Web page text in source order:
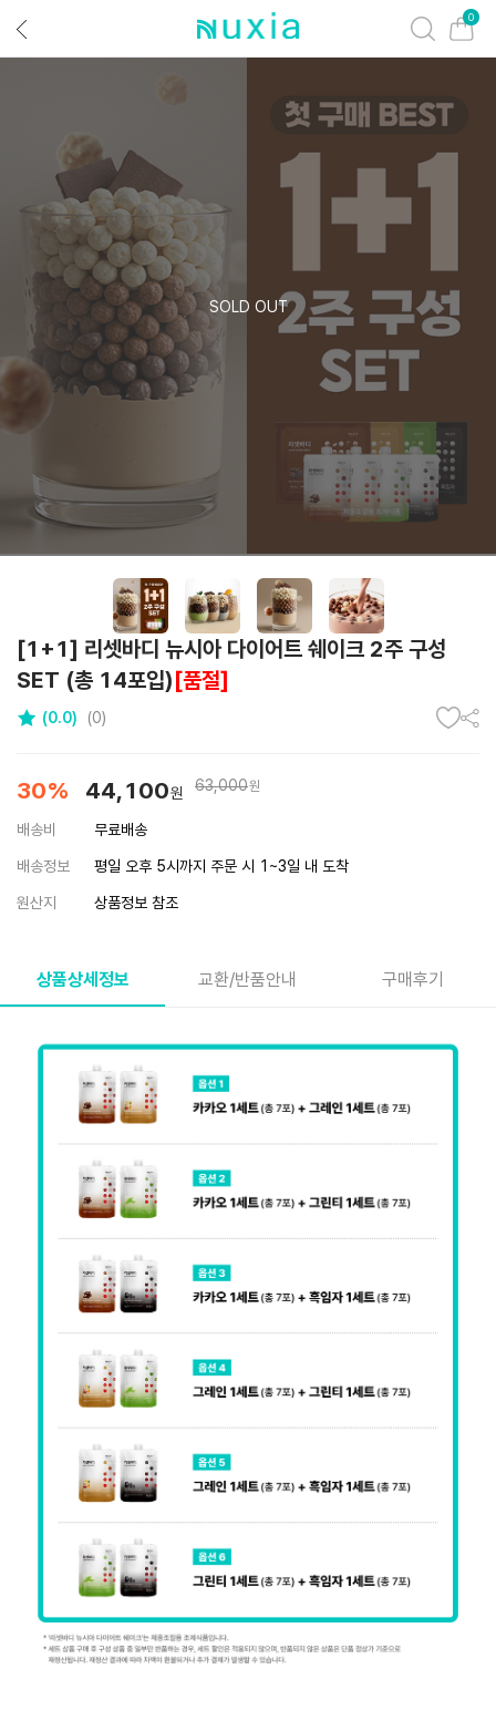
0
SOLD OUT
[1+1] 리셋바디 뉴시아 다이어트 쉐이크 2주 구성
SET (총 14포입)[품절]
(0.0) (0)
30% 44,100원 63,000원
배송비 무료배송
배송정보 평일 오후 5시까지 주문 시 1~3일 내 도착
원산지 상품정보 참조
상품상세정보 교환/반품안내 구매후기